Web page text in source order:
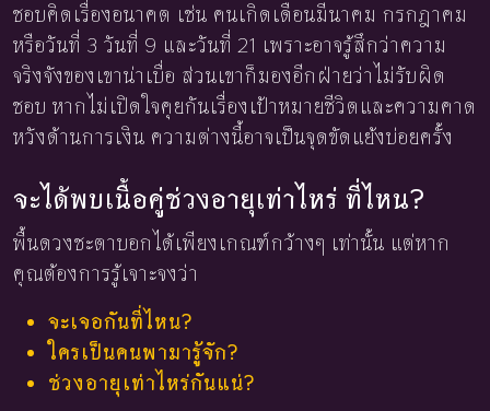
ชอบคิดเรื่องอนาคต เช่น คนเกิดเดือนมีนาคม กรกฎาคม
หรือวันที่ 3 วันที่ 9 และวันที่ 21 เพราะอาจรู้สึกว่าความ
จริงจังของเขาน่าเบื่อ ส่วนเขาก็มองอีกฝ่ายว่าไม่รับผิด
ชอบ หากไม่เปิดใจคุยกันเรื่องเป้าหมายชีวิตและความคาด
หวังด้านการเงิน ความต่างนี้อาจเป็นจุดขัดแย้งบ่อยครั้ง
จะได้พบเนื้อคู่ช่วงอายุเท่าไหร่ ที่ไหน?
พื้นดวงชะตาบอกได้เพียงเกณฑ์กว้างๆ เท่านั้น แต่หาก
คุณต้องการรู้เจาะจงว่า
จะเจอกันที่ไหน?
ใครเป็นคนพามารู้จัก?
ช่วงอายุเท่าไหร่กันแน่?